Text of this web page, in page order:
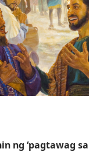
ng ‘pagtawag